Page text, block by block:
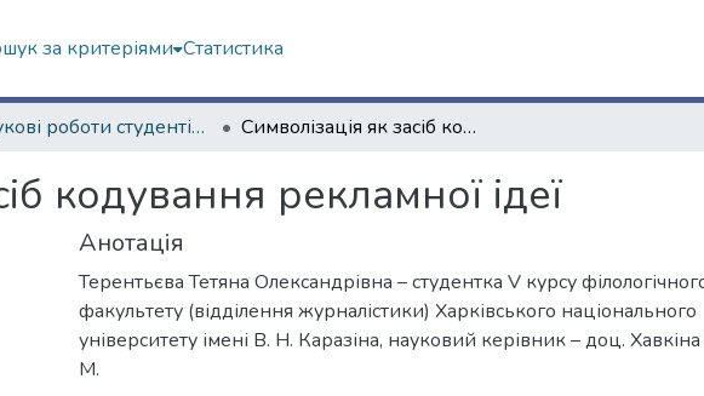
за критеріями Статистика
Наукові роботи студентів та аспірантів. Філологічний факультет Символізація як засіб кодування рекламної ідеї
кодування рекламної ідеї
Анотація
Терентьєва Тетяна Олександрівна – студентка V курсу
факультету (відділення журналістики) Харківського національного
університету імені В. Н. Каразіна, науковий керівник – доц.
М.